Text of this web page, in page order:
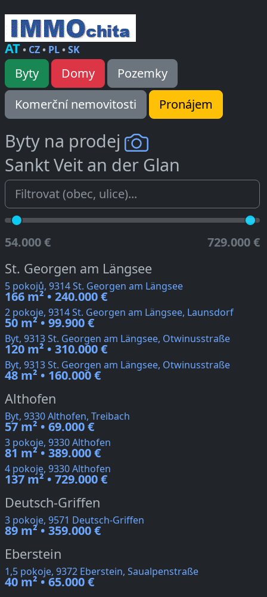
AT• CZ• PL•SK
Byty Domy
Pozemky
Komerční nemovitosti
Pronájem
Byty na prodej
Sankt Veit an der Glan
54.000 € 729.000 €
St. Georgen am Längsee
5 pokojů, 9314 St. Georgen am Längsee
166 m² • 240.000 €
2 pokoje, 9314 St. Georgen am Längsee, Launsdorf
50 m² • 99.900 €
Byt, 9313 St. Georgen am Längsee, Otwinusstraße
120 m² • 310.000 €
Byt, 9313 St. Georgen am Längsee, Otwinusstraße
48 m² • 160.000 €
Althofen
Byt, 9330 Althofen, Treibach
57 m² • 69.000 €
3 pokoje, 9330 Althofen
81 m² • 389.000 €
4 pokoje, 9330 Althofen
137 m² • 729.000 €
Deutsch-Griffen
3 pokoje, 9571 Deutsch-Griffen
89 m² • 359.000 €
Eberstein
1,5 pokoje, 9372 Eberstein, Saualpenstraße
40 m² • 65.000 €